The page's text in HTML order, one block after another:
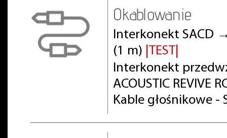
Okablowanie
Interkonekt SACD
(1 m)
|TEST|
Interkonekt
ACOUSTIC REVIVE
Kable głośnikowe -